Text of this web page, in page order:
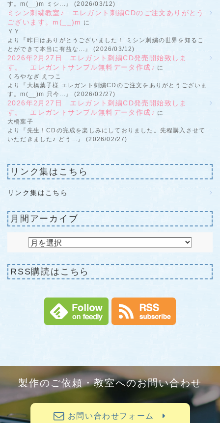
す。m(__)m ミシ...』 (2026/03/12)
ミシン刺繍教室♪ エレガント刺繍CDのご注文ありがとう
ございます。m(__)m に
ＹＹ
より『昨日はありがとうございました！ ミシン刺繍の世界を知るこ
とができて本当に有益な...』 (2026/03/12)
2026年2月27日 エレガント刺繍CD発売開始致しま
す。 エレガントサンプル無料データ作成♪ に
くろやなぎ えつこ
より『大橋葉子様 エレガント刺繍CDのご注文をありがとうございま
す。m(__)m 只今...』 (2026/02/27)
2026年2月27日 エレガント刺繍CD発売開始致しま
す。 エレガントサンプル無料データ作成♪ に
大橋葉子
より『先生！CDの完成を楽しみにしておりました。先程購入させて
いただきました♪ どう...』 (2026/02/27)
リンク集はこちら
リンク集はこちら
月間アーカイブ
RSS購読はこちら
製作のご依頼・教室へのお問い合わせ
お問い合わせフォーム